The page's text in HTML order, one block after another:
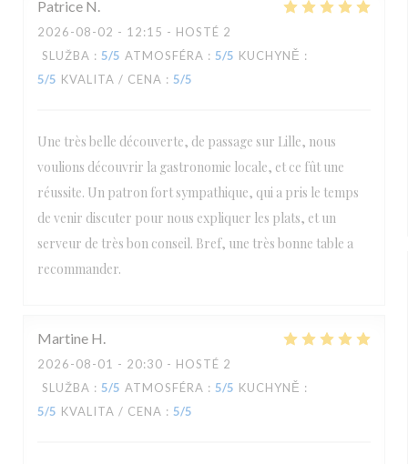
Patrice N
2026-08-02 - 12:15 - HOSTÉ 2
SLUŽBA : 5/5 ATMOSFÉRA : 5/5 KUCHYNĚ :
5/5 KVALITA / CENA : 5/5
Une très belle découverte, de passage sur Lille, nous
voulions découvrir la gastronomie locale, et ce fût une
réussite. Un patron fort sympathique, qui a pris le temps
de venir discuter pour nous expliquer les plats, et un
serveur de très bon conseil. Bref, une très bonne table a
recommander.
Martine H
2026-08-01 - 20:30 - HOSTÉ 2
SLUŽBA : 5/5 ATMOSFÉRA : 5/5 KUCHYNĚ :
5/5 KVALITA / CENA : 5/5